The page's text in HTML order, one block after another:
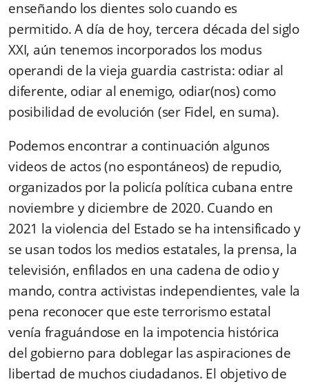
enseñando los dientes solo cuando es
permitido. A día de hoy, tercera década del siglo
XXI, aún tenemos incorporados los modus
operandi de la vieja guardia castrista: odiar al
diferente, odiar al enemigo, odiar(nos) como
posibilidad de evolución (ser Fidel, en suma).
Podemos encontrar a continuación algunos
videos de actos (no espontáneos) de repudio,
organizados por la policía política cubana entre
noviembre y diciembre de 2020. Cuando en
2021 la violencia del Estado se ha intensificado y
se usan todos los medios estatales, la prensa, la
televisión, enfilados en una cadena de odio y
mando, contra activistas independientes, vale la
pena reconocer que este terrorismo estatal
venía fraguándose en la impotencia histórica
del gobierno para doblegar las aspiraciones de
libertad de muchos ciudadanos. El objetivo de